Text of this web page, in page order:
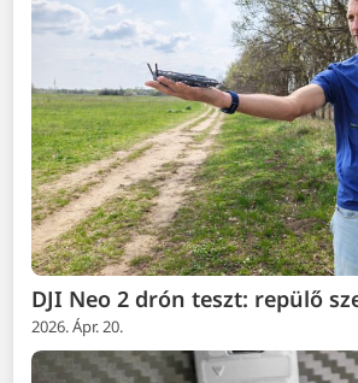
DJI Neo 2 drón teszt: repülő
2026. Ápr. 20.